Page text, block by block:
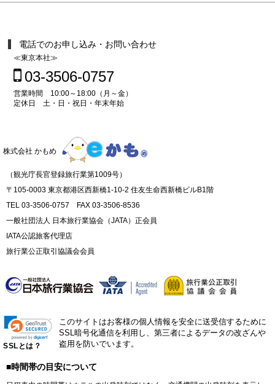
電話でのお申し込み・お問い合わせ
≪東京本社≫
03-3506-0757
営業時間 10:00～18:00（月～金）
定休日 土・日・祝日・年末年始
株式会社 かもめ
（観光庁長官登録旅行業第1009号）
〒105-0003 東京都港区西新橋1-10-2 住友生命西新橋ビルB1階
TEL 03-3506-0757 FAX 03-3506-8536
一般社団法人 日本旅行業協会（JATA）正会員
IATA公認旅客代理店
旅行業公正取引協議会会員
SSLとは？
このサイトはお客様の個人情報を安全に送受信するために
SSL暗号化通信を利用し、第三者によるデータの改ざんや
盗用を防いでいます。
■時間帯の目安について